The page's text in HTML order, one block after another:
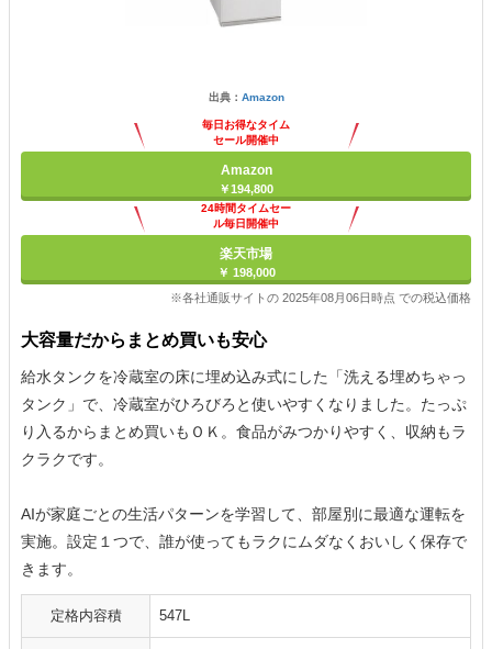
出典： Amazon
毎日お得なタイム
セール開催中
Amazon
￥194,800
24時間タイムセー
ル毎日開催中
楽天市場
￥ 198,000
※各社通販サイトの 2025年08月06日時点 での税込価格
大容量だからまとめ買いも安心
給水タンクを冷蔵室の床に埋め込み式にした「洗える埋めちゃっ
タンク」で、冷蔵室がひろびろと使いやすくなりました。たっぷ
り入るからまとめ買いもＯＫ。食品がみつかりやすく、収納もラ
クラクです。
AIが家庭ごとの生活パターンを学習して、部屋別に最適な運転を
実施。設定１つで、誰が使ってもラクにムダなくおいしく保存で
きます。
定格内容積 547L